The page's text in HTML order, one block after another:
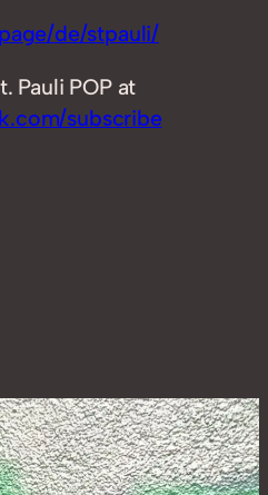
de/stpauli/
Pauli POP at
subscribe